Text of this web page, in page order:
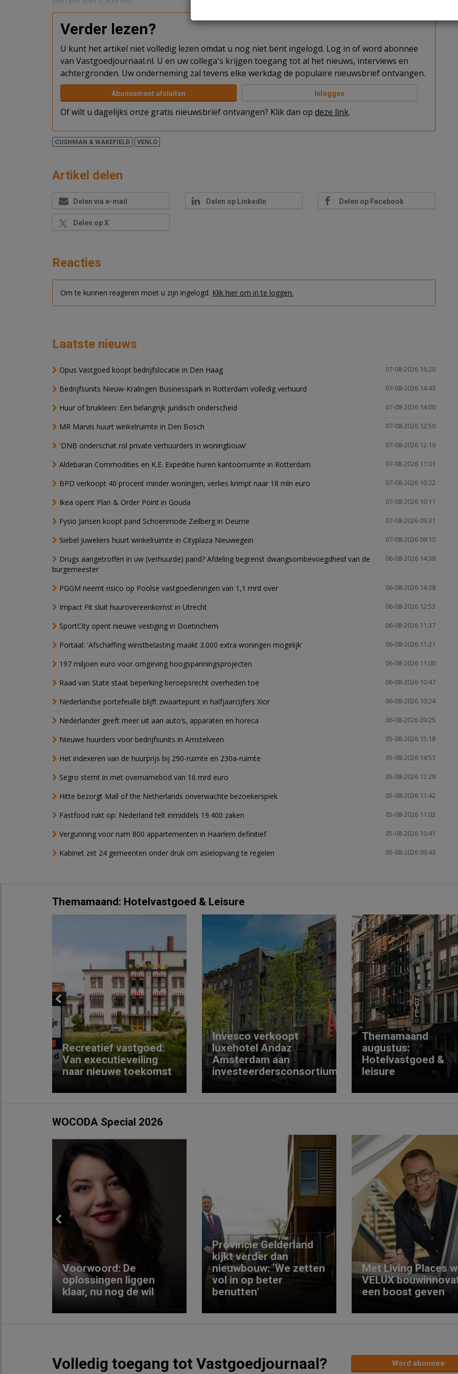
Verder lezen?
U kunt het artikel niet volledig lezen omdat u nog niet bent ingelogd. Log in of word abonnee
van Vastgoedjournaal.nl. U en uw collega's krijgen toegang tot al het nieuws, interviews en
achtergronden. Uw onderneming zal tevens elke werkdag de populaire nieuwsbrief ontvangen.
Abonnement afsluiten Inloggen
Of wilt u dagelijks onze gratis nieuwsbrief ontvangen? Klik dan op deze link.
CUSHMAN & WAKEFIELD VENLO
Artikel delen
Delen via e-mail Delen op LinkedIn Delen op Facebook
Delen op X
Reacties
Om te kunnen reageren moet u zijn ingelogd. Klik hier om in te loggen.
Laatste nieuws
07-08-2026 16:20
Opus Vastgoed koopt bedrijfslocatie in Den Haag
07-08-2026 14:43
Bedrijfsunits Nieuw-Kralingen Businesspark in Rotterdam volledig verhuurd
07-08-2026 14:00
Huur of bruikleen: Een belangrijk juridisch onderscheid
07-08-2026 12:50
MR Marvis huurt winkelruimte in Den Bosch
07-08-2026 12:19
'DNB onderschat rol private verhuurders in woningbouw'
07-08-2026 11:01
Aldebaran Commodities en K.E. Expeditie huren kantoorruimte in Rotterdam
07-08-2026 10:22
BPD verkoopt 40 procent minder woningen, verlies krimpt naar 18 mln euro
07-08-2026 10:11
Ikea opent Plan & Order Point in Gouda
07-08-2026 09:31
Fysio Jansen koopt pand Schoenmode Zeilberg in Deurne
07-08-2026 09:10
Siebel Juweliers huurt winkelruimte in Cityplaza Nieuwegein
06-08-2026 14:38
Drugs aangetroffen in uw (verhuurde) pand? Afdeling begrenst dwangsombevoegdheid van de
burgemeester
06-08-2026 14:38
PGGM neemt risico op Poolse vastgoedleningen van 1,1 mrd over
06-08-2026 12:53
Impact Fit sluit huurovereenkomst in Utrecht
06-08-2026 11:37
SportCity opent nieuwe vestiging in Doetinchem
06-08-2026 11:21
Portaal: 'Afschaffing winstbelasting maakt 3.000 extra woningen mogelijk'
06-08-2026 11:00
197 miljoen euro voor omgeving hoogspanningsprojecten
06-08-2026 10:47
Raad van State staat beperking beroepsrecht overheden toe
06-08-2026 10:24
Nederlandse portefeuille blijft zwaartepunt in halfjaarcijfers Xior
06-08-2026 09:25
Nederlander geeft meer uit aan auto’s, apparaten en horeca
05-08-2026 15:18
Nieuwe huurders voor bedrijfsunits in Amstelveen
05-08-2026 14:53
Het indexeren van de huurprijs bij 290-ruimte en 230a-ruimte
05-08-2026 12:28
Segro stemt in met overnamebod van 16 mrd euro
05-08-2026 11:42
Hitte bezorgt Mall of the Netherlands onverwachte bezoekerspiek
05-08-2026 11:02
Fastfood rukt op: Nederland telt inmiddels 19.400 zaken
05-08-2026 10:41
Vergunning voor ruim 800 appartementen in Haarlem definitief
05-08-2026 09:43
Kabinet zet 24 gemeenten onder druk om asielopvang te regelen
Themamaand: Hotelvastgoed & Leisure
Previous
Recreatief vastgoed:
Van executieveiling
naar nieuwe toekomst
Invesco verkoopt
luxehotel Andaz
Amsterdam aan
investeerdersconsortium
Themamaand
augustus:
Hotelvastgoed &
leisure
WOCODA Special 2026
Previous
Voorwoord: De
oplossingen liggen
klaar, nu nog de wil
Provincie Gelderland
kijkt verder dan
nieuwbouw: ‘We zetten
vol in op beter
benutten’
Met Living Places
VELUX
een boost geven
Volledig toegang tot Vastgoedjournaal? Word abonnee